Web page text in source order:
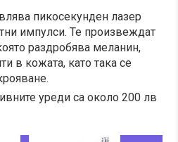
пикосекунден лазер
импулси. Те произвеждат
раздробява меланин,
в кожата, като така се
уреди са около 200 лв